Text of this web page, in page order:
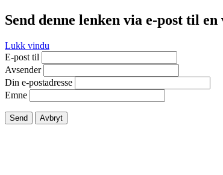
Send denne lenken via e-post til en
Lukk vindu
E-post til
Avsender
Din e-postadresse
Emne
Send Avbryt